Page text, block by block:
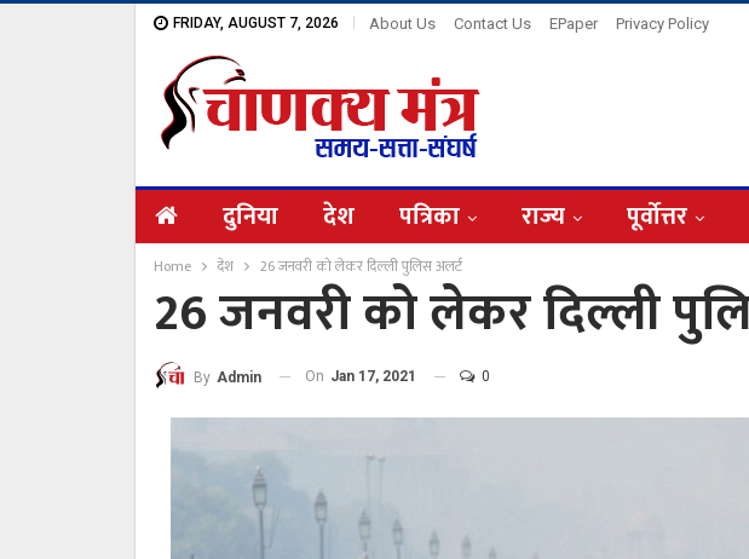
FRIDAY, AUGUST 7, 2026 About Us Contact Us EPaper Privacy Policy
दुनिया देश पत्रिका राज्य पूर्वोत्तर
Home देश 26 जनवरी को लेकर दिल्ली पुलिस अलर्ट
26 जनवरी को लेकर दिल्ली
By Admin On Jan 17, 2021 0